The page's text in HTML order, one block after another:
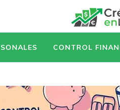
CONTROL